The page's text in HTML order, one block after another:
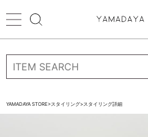
ログイン
YAMADAYA STORE>スタイリング>スタイリング詳細